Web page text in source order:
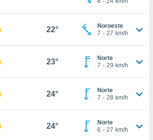
22°
Noroeste
7 - 27 km/h
23°
Norte
7 - 29 km/h
24°
Norte
7 - 28 km/h
24°
Norte
6 - 27 km/h